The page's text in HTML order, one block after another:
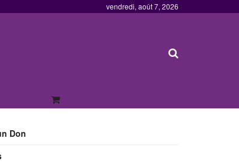
vendredi, août 7, 2026
Don